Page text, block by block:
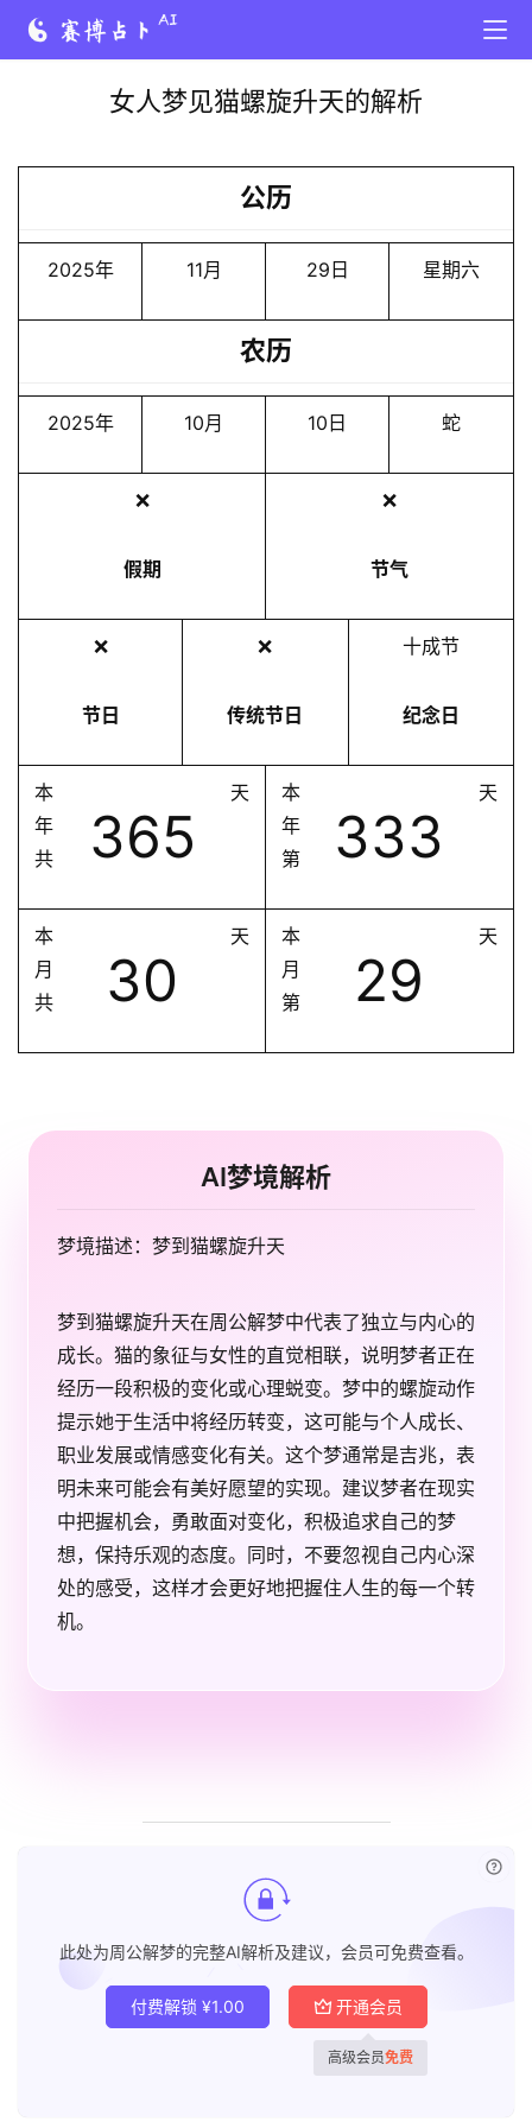
女人梦见猫螺旋升天的解析
公历
2025年 11月 29日 星期六
农历
2025年 10月 10日 蛇
❌
假期
❌
节气
❌
节日
❌
传统节日
十成节
纪念日
本
年
共
365
天
本
年
第
333
天
本
月
共
30
天
本
月
第
29
天
AI梦境解析
梦境描述：梦到猫螺旋升天
梦到猫螺旋升天在周公解梦中代表了独立与内心的
成长。猫的象征与女性的直觉相联，说明梦者正在
经历一段积极的变化或心理蜕变。梦中的螺旋动作
提示她于生活中将经历转变，这可能与个人成长、
职业发展或情感变化有关。这个梦通常是吉兆，表
明未来可能会有美好愿望的实现。建议梦者在现实
中把握机会，勇敢面对变化，积极追求自己的梦
想，保持乐观的态度。同时，不要忽视自己内心深
处的感受，这样才会更好地把握住人生的每一个转
机。
此处为周公解梦的完整AI解析及建议，会员可免费查看。
付费解锁 ¥1.00 开通会员
高级会员免费